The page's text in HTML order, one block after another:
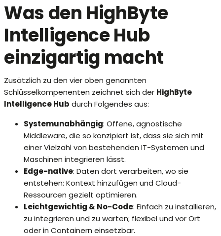
Was den HighByte
Intelligence Hub
einzigartig macht
Zusätzlich zu den vier oben genannten
Schlüsselkompenenten zeichnet sich der HighByte
Intelligence Hub durch Folgendes aus:
Systemunabhängig: Offene, agnostische
Middleware, die so konzipiert ist, dass sie sich mit
einer Vielzahl von bestehenden IT-Systemen und
Maschinen integrieren lässt.
Edge-native: Daten dort verarbeiten, wo sie
entstehen: Kontext hinzufügen und Cloud-
Ressourcen gezielt optimieren.
Leichtgewichtig & No-Code: Einfach zu installieren,
zu integrieren und zu warten; flexibel und vor Ort
oder in Containern einsetzbar.